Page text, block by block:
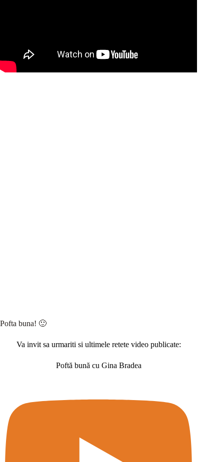
Pofta buna! 🙂
Va invit sa urmariti si ultimele retete video publicate:
Poftă bună cu Gina Bradea